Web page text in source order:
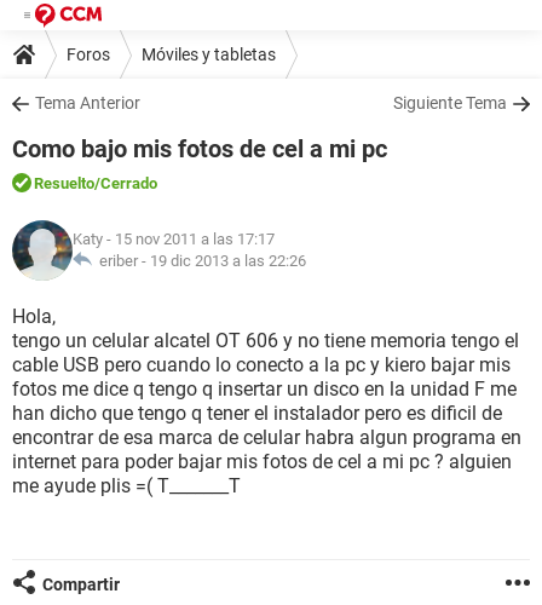
Foros Móviles y tabletas
Tema Anterior Siguiente Tema
Como bajo mis fotos de cel a mi pc
Resuelto/Cerrado
Katy - 15 nov 2011 a las 17:17
eriber - 19 dic 2013 a las 22:26
Hola,
tengo un celular alcatel OT 606 y no tiene memoria tengo el
cable USB pero cuando lo conecto a la pc y kiero bajar mis
fotos me dice q tengo q insertar un disco en la unidad F me
han dicho que tengo q tener el instalador pero es dificil de
encontrar de esa marca de celular habra algun programa en
internet para poder bajar mis fotos de cel a mi pc ? alguien
me ayude plis =( T_______T
Compartir